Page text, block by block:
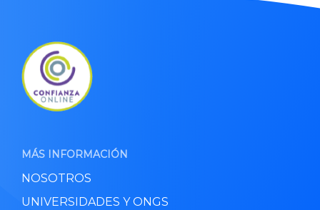
MÁS INFORMACIÓN
NOSOTROS
UNIVERSIDADES Y ONGS